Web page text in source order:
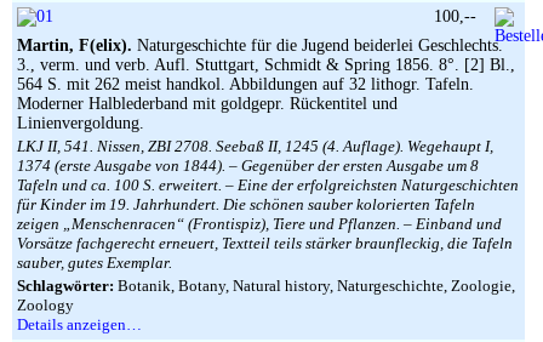
Martin, F(elix). Naturgeschichte für die Jugend beiderlei Geschlechts.
3., verm. und verb. Aufl. Stuttgart, Schmidt & Spring 1856. 8°. [2] Bl.,
564 S. mit 262 meist handkol. Abbildungen auf 32 lithogr. Tafeln.
Moderner Halblederband mit goldgepr. Rückentitel und
Linienvergoldung.
LKJ II, 541. Nissen, ZBI 2708. Seebaß II, 1245 (4. Auflage). Wegehaupt I,
1374 (erste Ausgabe von 1844). – Gegenüber der ersten Ausgabe um 8
Tafeln und ca. 100 S. erweitert. – Eine der erfolgreichsten Naturgeschichten
für Kinder im 19. Jahrhundert. Die schönen sauber kolorierten Tafeln
zeigen „Menschenracen“ (Frontispiz), Tiere und Pflanzen. – Einband und
Vorsätze fachgerecht erneuert, Textteil teils stärker braunfleckig, die Tafeln
sauber, gutes Exemplar.
Schlagwörter: Botanik, Botany, Natural history, Naturgeschichte, Zoologie,
Zoology
Details anzeigen…
100,--